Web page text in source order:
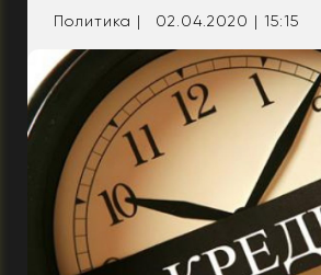
Политика | 02.04.2020 | 15:15